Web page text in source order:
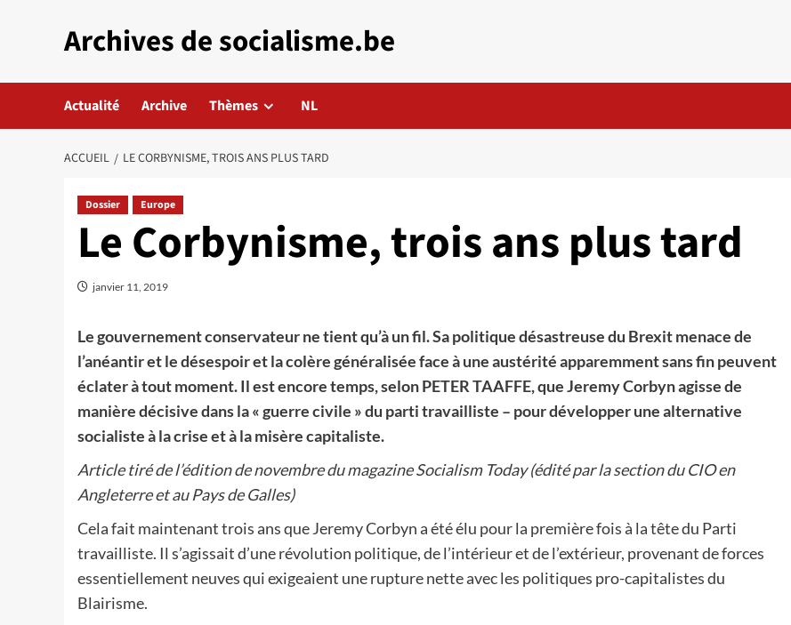
Archives de socialisme.be
Actualité Archive Thèmes NL
ACCUEIL LE CORBYNISME, TROIS ANS PLUS TARD
Dossier Europe
Le Corbynisme, trois ans plus tard
janvier 11, 2019
Le gouvernement conservateur ne tient qu’à un fil. Sa politique désastreuse du Brexit menace de
l’anéantir et le désespoir et la colère généralisée face à une austérité apparemment sans fin peuvent
éclater à tout moment. Il est encore temps, selon PETER TAAFFE, que Jeremy Corbyn agisse de
manière décisive dans la « guerre civile » du parti travailliste – pour développer une alternative
socialiste à la crise et à la misère capitaliste.
Article tiré de l’édition de novembre du magazine Socialism Today (édité par la section du CIO en
Angleterre et au Pays de Galles)
Cela fait maintenant trois ans que Jeremy Corbyn a été élu pour la première fois à la tête du Parti
travailliste. Il s’agissait d’une révolution politique, de l’intérieur et de l’extérieur, provenant de forces
essentiellement neuves qui exigeaient une rupture nette avec les politiques pro-capitalistes du
Blairisme.